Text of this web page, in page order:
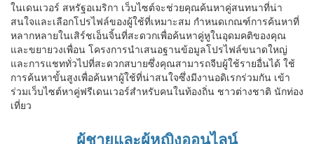
ในเดนเวอร์ สหรัฐอเมริกา เว็บไซต์จะช่วยคุณค้นหาคู่สนทนาที่น่า
สนใจและเลือกโปรไฟล์ของผู้ใช้ที่เหมาะสม กำหนดเกณฑ์การค้นหาที่
หลากหลายในเสิร์ชเอ็นจิ้นที่สะดวกเพื่อค้นหาคู่หูในอุดมคติของคุณ
และขยายวงเพื่อน โครงการนำเสนอฐานข้อมูลโปรไฟล์ขนาดใหญ่
และการแชททั่วไปที่สะดวกสบายซึ่งคุณสามารถจีบผู้ใช้รายอื่นได้ ใช้
การค้นหาขั้นสูงเพื่อค้นหาผู้ใช้ที่น่าสนใจซึ่งมีงานอดิเรกร่วมกัน เข้า
ร่วมเว็บไซต์หาคู่ฟรีเดนเวอร์สำหรับคนในท้องถิ่น ชาวต่างชาติ นักท่อง
เที่ยว
ผู้ชายและผู้หญิงออนไลน์